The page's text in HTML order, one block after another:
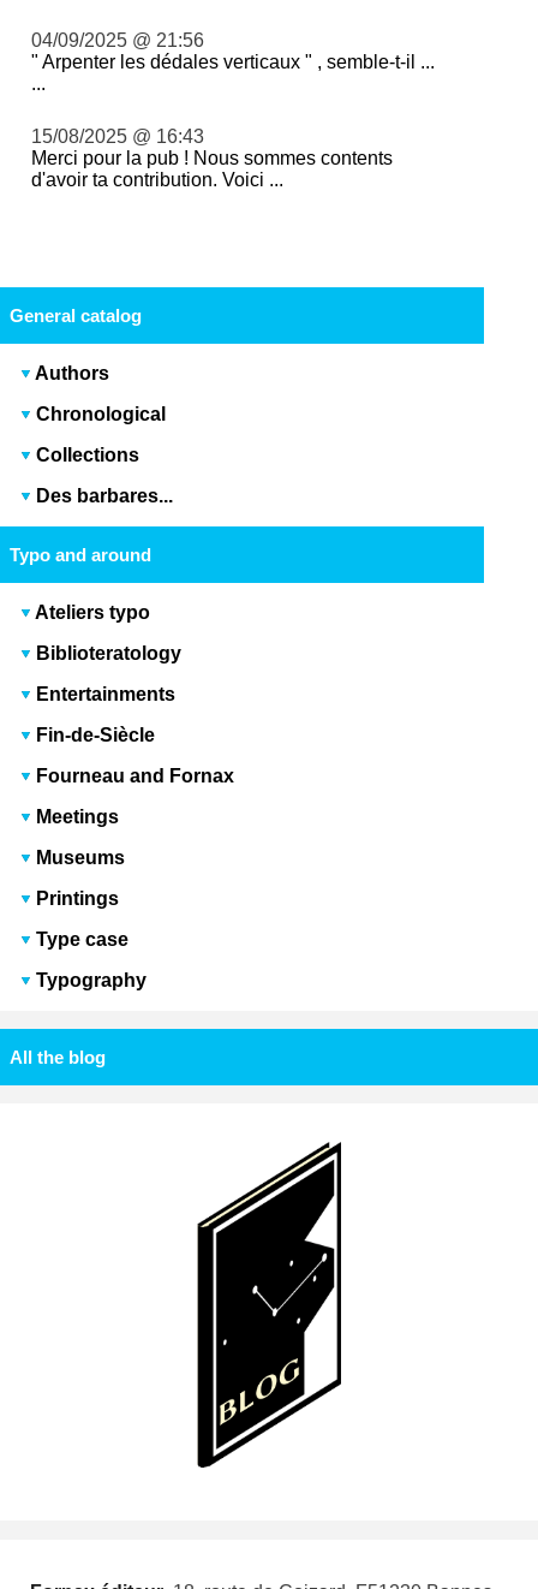
04/09/2025 @ 21:56
" Arpenter les dédales verticaux " , semble-t-il ...
...
15/08/2025 @ 16:43
Merci pour la pub ! Nous sommes contents
d'avoir ta contribution. Voici ...
General catalog
Authors
Chronological
Collections
Des barbares...
Typo and around
Ateliers typo
Biblioteratology
Entertainments
Fin-de-Siècle
Fourneau and Fornax
Meetings
Museums
Printings
Type case
Typography
All the blog